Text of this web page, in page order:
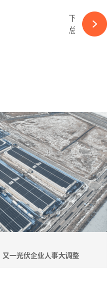
下一篇
总投资超15亿！又一光伏项目正式开工-ky体育APP官网下载
一光伏企业人事大调整